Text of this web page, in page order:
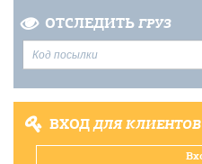
ОТСЛЕДИТЬ ГРУЗ
ВХОДДЛЯ КЛИЕНТОВ